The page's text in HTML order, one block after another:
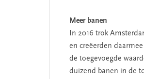
Meer banen
In 2016 trok
en creëerden
de toegevoegde
duizend banen in de